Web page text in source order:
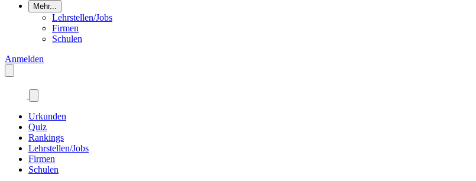
Mehr...
Lehrstellen/Jobs
Firmen
Schulen
Anmelden
Urkunden
Quiz
Rankings
Lehrstellen/Jobs
Firmen
Schulen